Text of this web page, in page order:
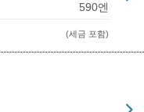
590엔
(세금 포함)